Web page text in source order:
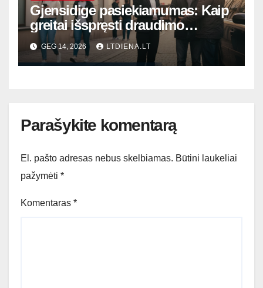
Gjensidige pasiekiamumas: Kaip
greitai išspręsti draudimo
klausimus ir kur kreiptis ištikus
bėdai
GEG 14, 2026 LTDIENA.LT
Parašykite komentarą
El. pašto adresas nebus skelbiamas. Būtini laukeliai
pažymėti *
Komentaras *